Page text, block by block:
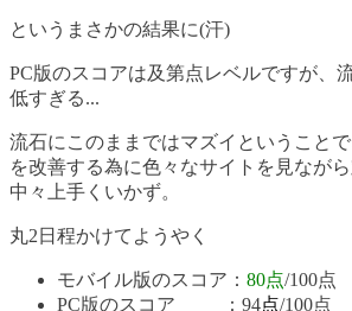
というまさかの結果に(汗)
PC版のスコアは及第点レベルですが、
低すぎる...
流石にこのままではマズイということ
を改善する為に色々なサイトを見なが
中々上手くいかず。
丸2日程かけてようやく
モバイル版のスコア： 80点/100点
PC版のスコア ：94点/100点